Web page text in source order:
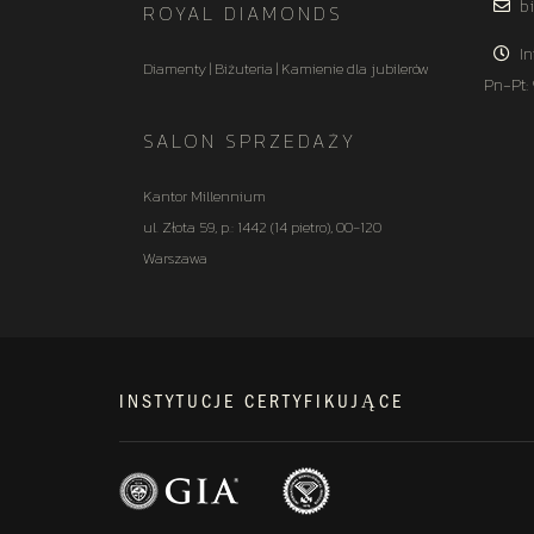
ROYAL DIAMONDS
Diamenty | Biżuteria | Kamienie dla jubilerów
SALON SPRZEDAŻY
Kantor Millennium
ul. Złota 59, p.: 1442 (14 pietro), 00-120
Warszawa
Pn-
INSTYTUCJE CERTYFIKUJĄCE